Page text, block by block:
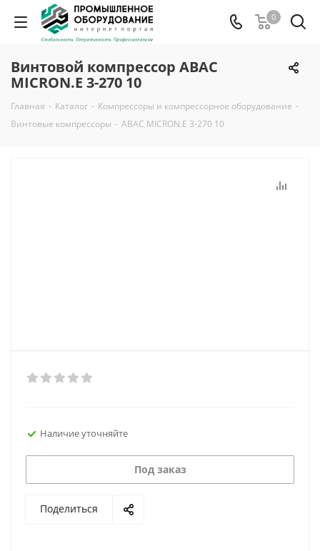
0
Винтовой компрессор ABAC
MICRON.E 3-270 10
Главная - Каталог - Компрессоры и компрессорное оборудование -
Винтовые компрессоры - ABAC MICRON.E 3-270 10
Наличие уточняйте
Под заказ
Поделиться